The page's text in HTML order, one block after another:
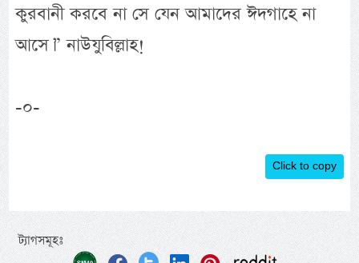
কুরবানী করবে না সে যেন আমাদের ঈদগাহে না
আসে।” নাউযুবিল্লাহ!
-০-
Click to copy
ট্যাগসমূহঃ